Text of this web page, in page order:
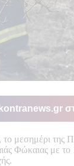
μεσημέρι της
Φώκαιας με